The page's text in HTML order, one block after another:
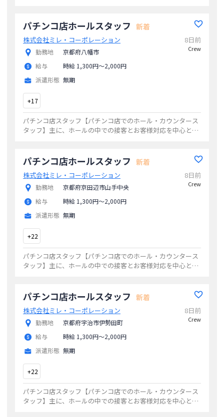
パチンコ店ホールスタッフ 新着
株式会社ミレ・コーポレーション
勤務地
京都府八幡市
給与
時給 1,300円〜2,000円
派遣形態 無期
8日前
Crew
+17
パチンコ店スタッフ【パチンコ店でのホール・カウンタース
タッフ】主に、ホールの中での接客とお客様対応を中心とし
パチンコ店ホールスタッフ 新着
株式会社ミレ・コーポレーション
勤務地
京都府京田辺市山手中央
給与
時給 1,300円〜2,000円
派遣形態 無期
8日前
Crew
+22
パチンコ店スタッフ【パチンコ店でのホール・カウンタース
タッフ】主に、ホールの中での接客とお客様対応を中心とし
パチンコ店ホールスタッフ 新着
株式会社ミレ・コーポレーション
勤務地
京都府宇治市伊勢田町
給与
時給 1,300円〜2,000円
派遣形態 無期
8日前
Crew
+22
パチンコ店スタッフ【パチンコ店でのホール・カウンタース
タッフ】主に、ホールの中での接客とお客様対応を中心とし